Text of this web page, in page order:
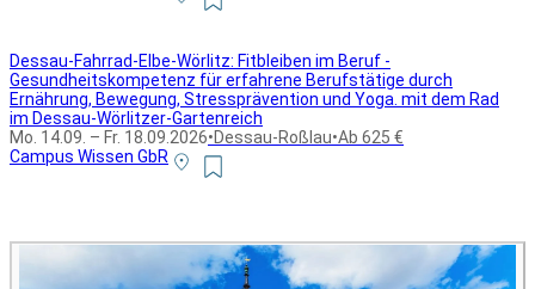
Dessau-Fahrrad-Elbe-Wörlitz: Fitbleiben im Beruf -
Gesundheitskompetenz für erfahrene Berufstätige durch
Ernährung, Bewegung, Stressprävention und Yoga. mit dem Rad
im Dessau-Wörlitzer-Gartenreich
Mo. 14.09. – Fr. 18.09.2026•Dessau-Roßlau•Ab 625 €
Campus Wissen GbR